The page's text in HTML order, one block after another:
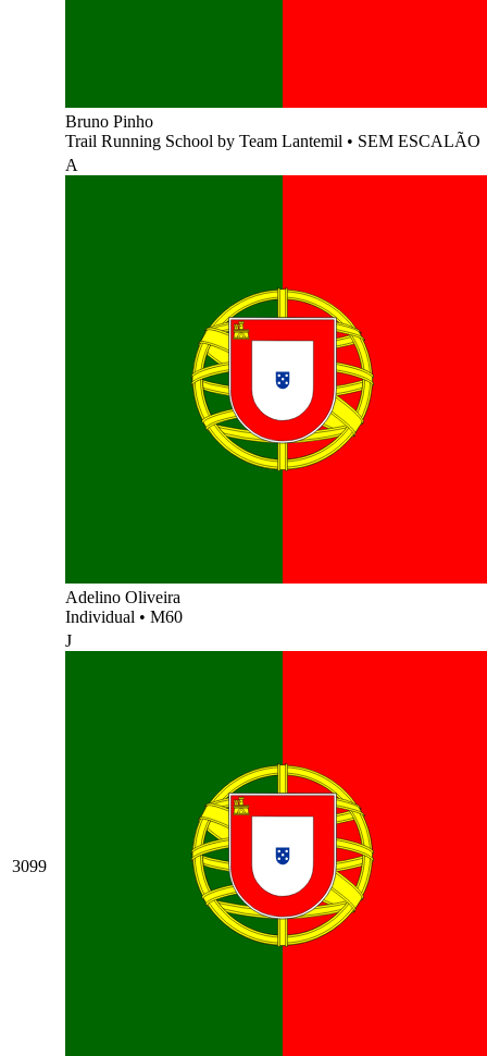
Bruno Pinho
Trail Running School by Team Lantemil • SEM ESCALÃO
A
Adelino Oliveira
Individual • M60
3099
J